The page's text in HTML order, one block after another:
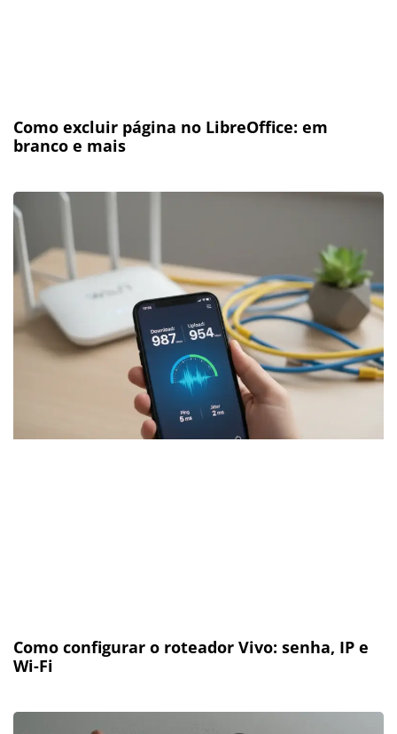
Como excluir página no LibreOffice: em
branco e mais
Como configurar o roteador Vivo: senha, IP e
Wi-Fi